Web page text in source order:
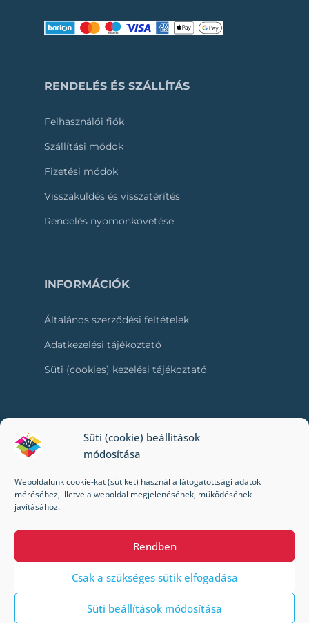
Süti (cookie) beállítások
módosítása
Weboldalunk cookie-kat (sütiket) használ a látogatottsági adatok
méréséhez, illetve a weboldal megjelenésének, működésének
javításához.
Rendben
Csak a szükséges sütik elfogadása
Süti beállítások módosítása
RENDELÉS ÉS SZÁLLÍTÁS
Felhasználói fiók
Szállítási módok
Fizetési módok
Visszaküldés és visszatérítés
Rendelés nyomonkövetése
INFORMÁCIÓK
Általános szerződési feltételek
Adatkezelési tájékoztató
Süti (cookies) kezelési tájékoztató
RÓLUNK
Kik vagyunk mi?